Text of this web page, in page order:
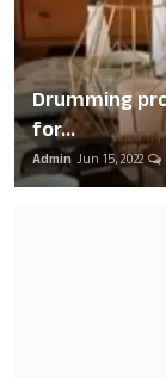
Drumming
for...
Admin Jun 15, 2022